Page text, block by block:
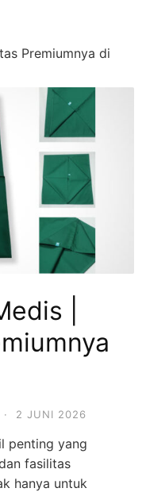
Premiumnya di
|
· 2 JUNI 2026
penting yang
fasilitas
hanya untuk